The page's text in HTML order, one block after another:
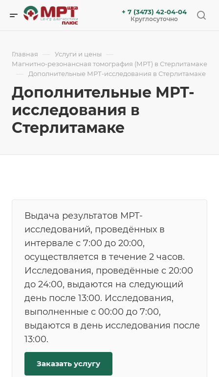
+ 7 (3473) 42-04-04
Круглосуточно
Главная — Услуги и цены —
Магнитно-резонансная томография (МРТ) в Стерлитамаке
— Дополнительные МРТ-исследования в Стерлитамаке
Дополнительные МРТ-
исследования в
Стерлитамаке
Выдача результатов МРТ-
исследований, проведённых в
интервале с 7:00 до 20:00,
осуществляется в течение 2 часов.
Исследования, проведённые с 20:00
до 24:00, выдаются на следующий
день после 13:00. Исследования,
выполненные с 00:00 до 7:00,
выдаются в день исследования после
13:00.
Заказать услугу